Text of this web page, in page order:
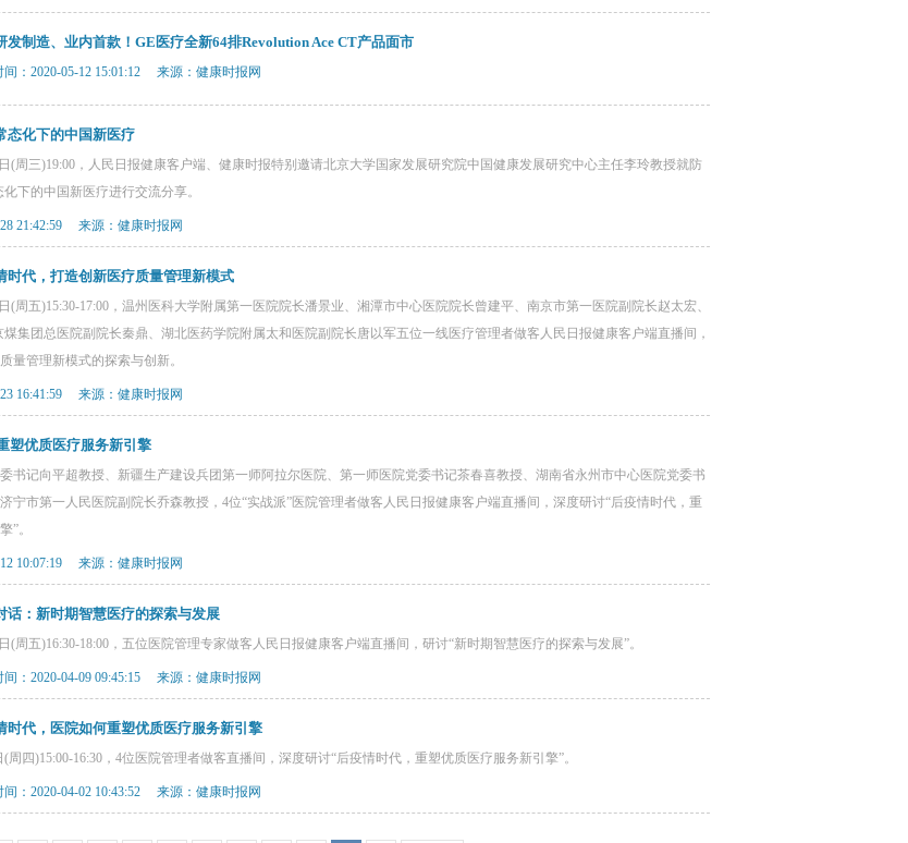
发制造、业内首款！GE医疗全新64排Revolution Ace CT产品面市
间：2020-05-12 15:01:12 来源：健康时报网
态化下的中国新医疗
(周三)19:00，人民日报健康客户端、健康时报特别邀请北京大学国家发展研究院中国健康发展研究中心主任李玲教授就防
化下的中国新医疗进行交流分享。
21:42:59 来源：健康时报网
时代，打造创新医疗质量管理新模式
(周五)15:30-17:00，温州医科大学附属第一医院院长潘景业、湘潭市中心医院院长曾建平、南京市第一医院副院长赵太宏、
煤集团总医院副院长秦鼎、湖北医药学院附属太和医院副院长唐以军五位一线医疗管理者做客人民日报健康客户端直播间，
量管理新模式的探索与创新。
16:41:59 来源：健康时报网
塑优质医疗服务新引擎
书记向平超教授、新疆生产建设兵团第一师阿拉尔医院、第一师医院党委书记茶春喜教授、湖南省永州市中心医院党委书
宁市第一人民医院副院长乔森教授，4位“实战派”医院管理者做客人民日报健康客户端直播间，深度研讨“后疫情时代，重
”。
10:07:19 来源：健康时报网
话：新时期智慧医疗的探索与发展
(周五)16:30-18:00，五位医院管理专家做客人民日报健康客户端直播间，研讨“新时期智慧医疗的探索与发展”。
间：2020-04-09 09:45:15 来源：健康时报网
时代，医院如何重塑优质医疗服务新引擎
(周四)15:00-16:30，4位医院管理者做客直播间，深度研讨“后疫情时代，重塑优质医疗服务新引擎”。
间：2020-04-02 10:43:52 来源：健康时报网